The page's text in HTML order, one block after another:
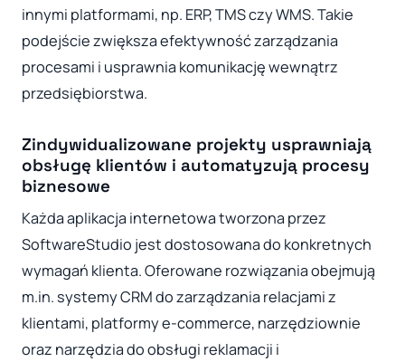
innymi platformami, np. ERP, TMS czy WMS. Takie
podejście zwiększa efektywność zarządzania
procesami i usprawnia komunikację wewnątrz
przedsiębiorstwa.
Zindywidualizowane projekty usprawniają
obsługę klientów i automatyzują procesy
biznesowe
Każda aplikacja internetowa tworzona przez
SoftwareStudio jest dostosowana do konkretnych
wymagań klienta. Oferowane rozwiązania obejmują
m.in. systemy CRM do zarządzania relacjami z
klientami, platformy e-commerce, narzędziownie
oraz narzędzia do obsługi reklamacji i